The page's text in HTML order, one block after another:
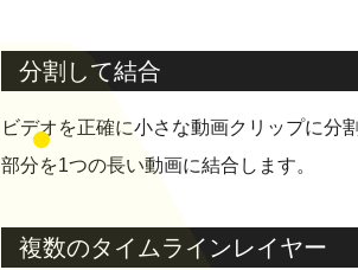
分割して結合
ビデオを正確に小さな動画クリップに分
部分を1つの長い動画に結合します。
複数のタイムラインレイヤー